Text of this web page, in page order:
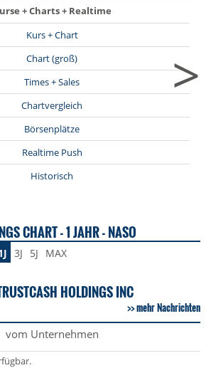
+ Charts + Realtime
Kurs + Chart
Chart (groß)
Times + Sales
Chartvergleich
Börsenplätze
Realtime Push
Historisch
>
CHART - 1 JAHR - NASO
3J 5J MAX
HOLDINGS INC
mehr Nachrichten
vom Unternehmen